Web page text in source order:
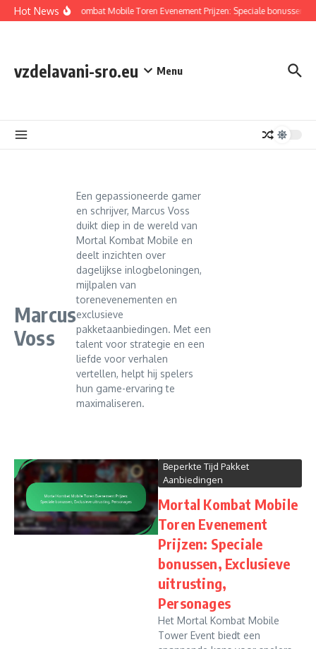
Skip to content
Hot NewsMortal Kombat Mobile Toren Evenement Prijzen: Speciale bonussen,
vzdelavani-sro.eu Menu
Marcus
Voss
Een gepassioneerde gamer
en schrijver, Marcus Voss
duikt diep in de wereld van
Mortal Kombat Mobile en
deelt inzichten over
dagelijkse inlogbeloningen,
mijlpalen van
torenevenementen en
exclusieve
pakketaanbiedingen. Met een
talent voor strategie en een
liefde voor verhalen
vertellen, helpt hij spelers
hun game-ervaring te
maximaliseren.
Beperkte Tijd Pakket
Aanbiedingen
Mortal Kombat Mobile
Toren Evenement
Prijzen: Speciale
bonussen, Exclusieve
uitrusting,
Personages
Het Mortal Kombat Mobile
Tower Event biedt een